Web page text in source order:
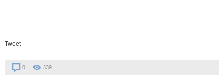
Tweet
0 339